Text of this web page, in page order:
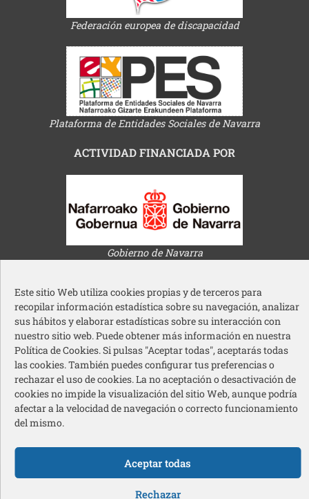
Este sitio Web utiliza cookies propias y de terceros para
recopilar información estadística sobre su navegación, analizar
sus hábitos y elaborar estadísticas sobre su interacción con
nuestro sitio web. Puede obtener más información en nuestra
Política de Cookies. Si pulsas "Aceptar todas", aceptarás todas
las cookies. También puedes configurar tus preferencias o
rechazar el uso de cookies. La no aceptación o desactivación de
cookies no impide la visualización del sitio Web, aunque podría
afectar a la velocidad de navegación o correcto funcionamiento
del mismo.
Aceptar todas
Rechazar
Federación europea de discapacidad
Plataforma de Entidades Sociales de Navarra
ACTIVIDAD FINANCIADA POR
Gobierno de Navarra
Ayuntamiento de Pamplona
Acción Social Caja Rural de Navarra
Redes sociales pie de página